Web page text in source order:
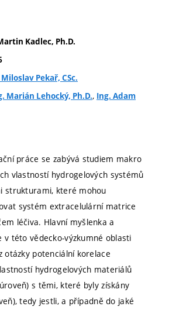
Kadlec, Ph.D.
Pekař, CSc.
Marián Lehocký, Ph.D., Ing. Adam
práce se zabývá studiem makro
vlastností hydrogelových systémů
strukturami, které mohou
systém extracelulární matrice
léčiva. Hlavní myšlenka a
této vědecko-výzkumné oblasti
otázky potenciální korelace
hydrogelových materiálů
s těmi, které byly získány
tedy jestli, a případně do jaké